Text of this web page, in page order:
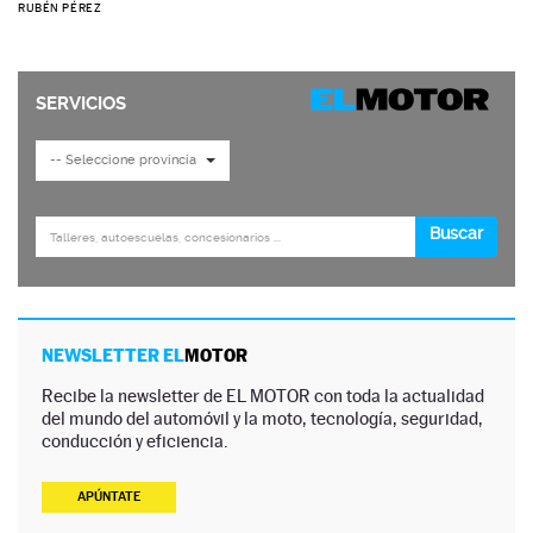
RUBÉN PÉREZ
NEWSLETTER ELMOTOR
Recibe la newsletter de EL MOTOR con toda la actualidad
del mundo del automóvil y la moto, tecnología, seguridad,
conducción y eficiencia.
APÚNTATE